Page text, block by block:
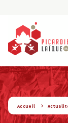
string(9) «
Accueil